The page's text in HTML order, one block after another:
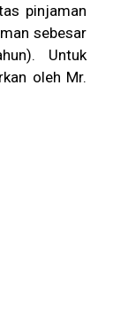
pinjaman
sebesar
Untuk
oleh Mr.